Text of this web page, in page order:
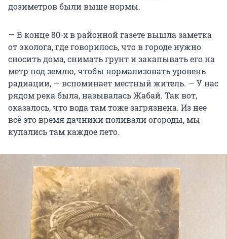
дозиметров были выше нормы.
— В конце 80-х в районной газете вышла заметка
от эколога, где говорилось, что в городе нужно
сносить дома, снимать грунт и закапывать его на
метр под землю, чтобы нормализовать уровень
радиации, — вспоминает местный житель. — У нас
рядом река была, называлась Жабай. Так вот,
оказалось, что вода там тоже загрязнена. Из нее
всё это время дачники поливали огороды, мы
купались там каждое лето.